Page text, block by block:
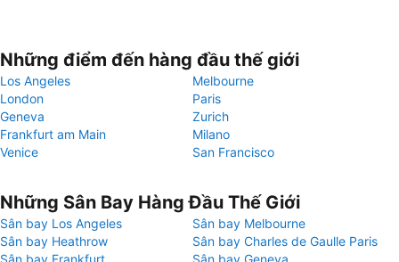
Những điểm đến hàng đầu thế giới
Los Angeles
Melbourne
London
Paris
Geneva
Zurich
Frankfurt am Main
Milano
Venice
San Francisco
Những Sân Bay Hàng Đầu Thế Giới
Sân bay Los Angeles
Sân bay Melbourne
Sân bay Heathrow
Sân bay Charles de Gaulle Paris
Sân bay Frankfurt
Sân bay Geneva